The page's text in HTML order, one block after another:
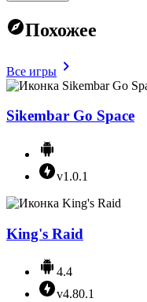
Похожее
Все игры
Sikembar Go Space
v1.0.1
King's Raid
4.4
v4.80.1